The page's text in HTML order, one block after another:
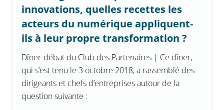
innovations, quelles recettes les
acteurs du numérique appliquent-
ils à leur propre transformation ?
Dîner-débat du Club des Partenaires | Ce dîner,
qui s’est tenu le 3 octobre 2018, a rassemblé des
dirigeants et chefs d’entreprises autour de la
question suivante :